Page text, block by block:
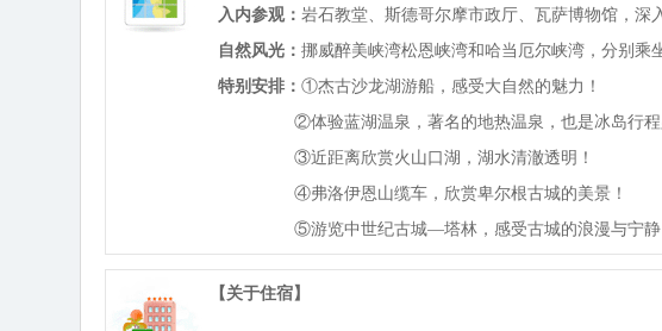
入内参观： 岩石教堂、斯德哥尔摩市政厅、瓦萨博物馆，深
自然风光： 挪威醉美峡湾松恩峡湾和哈当厄尔峡湾，分别乘
特别安排： ①杰古沙龙湖游船，感受大自然的魅力！
②体验蓝湖温泉，著名的地热温泉，也是冰岛行程
③近距离欣赏火山口湖，湖水清澈透明！
④弗洛伊恩山缆车，欣赏卑尔根古城的美景！
⑤游览中世纪古城—塔林，感受古城的浪漫与宁静
【关于住宿】